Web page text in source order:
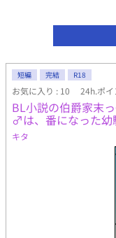
短編 完結 R18
お気に入り : 10 24h.ポイ
BL小説の伯爵家末
♂は、番になった幼
キタ